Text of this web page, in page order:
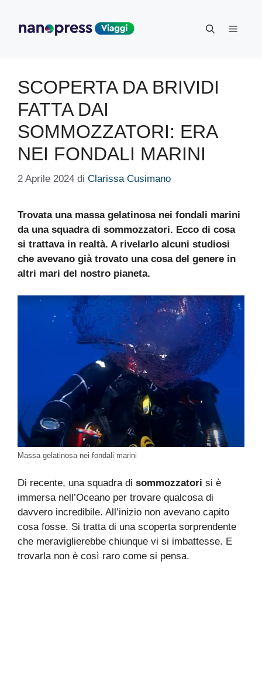
contenuto
Menu
SCOPERTA DA BRIVIDI
FATTA DAI
SOMMOZZATORI: ERA
NEI FONDALI MARINI
2 Aprile 2024 di Clarissa Cusimano
Trovata una massa gelatinosa nei fondali marini
da una squadra di sommozzatori. Ecco di cosa
si trattava in realtà. A rivelarlo alcuni studiosi
che avevano già trovato una cosa del genere in
altri mari del nostro pianeta.
Massa gelatinosa nei fondali marini
Di recente, una squadra di sommozzatori si è
immersa nell’Oceano per trovare qualcosa di
davvero incredibile. All’inizio non avevano capito
cosa fosse. Si tratta di una scoperta sorprendente
che meraviglierebbe chiunque vi si imbattesse. E
trovarla non è così raro come si pensa.